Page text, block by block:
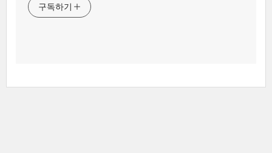
구독하기